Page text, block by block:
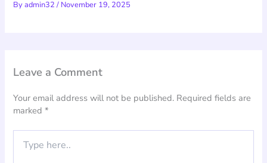
Byadmin32/ November 19, 2025
Leave a Comment
Your email address will not be published. Required fields are
marked*
here..